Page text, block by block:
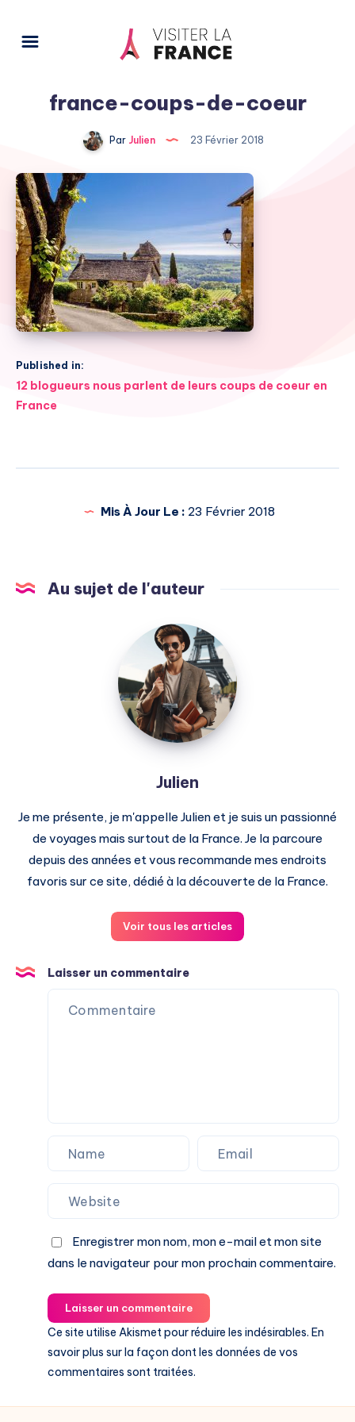
france-coups-de-coeur
Par Julien 23 Février 2018
Published in:
Navigation
de
12 blogueurs nous parlent de leurs coups de coeur en
France
Mis À Jour Le : 23 Février 2018
Au sujet de l'auteur
Julien
Julien
Je me présente, je m'appelle Julien et je suis un passionné
de voyages mais surtout de la France. Je la parcoure
depuis des années et vous recommande mes endroits
favoris sur ce site, dédié à la découverte de la France.
Voir tous les articles
Laisser un commentaire
Enregistrer mon nom, mon e-mail et mon site
dans le navigateur pour mon prochain commentaire.
Laisser un commentaire
Ce site utilise Akismet pour réduire les indésirables. En
savoir plus sur la façon dont les données de vos
commentaires sont traitées.